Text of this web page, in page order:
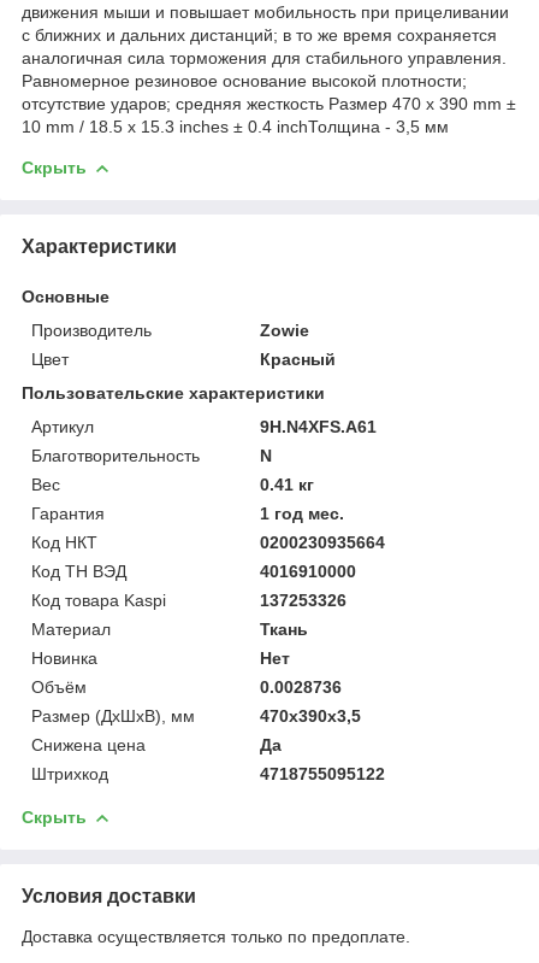
движения мыши и повышает мобильность при прицеливании
с ближних и дальних дистанций; в то же время сохраняется
аналогичная сила торможения для стабильного управления.
Равномерное резиновое основание высокой плотности;
отсутствие ударов; средняя жесткость Размер 470 x 390 mm ±
10 mm / 18.5 x 15.3 inches ± 0.4 inchТолщина - 3,5 мм
Скрыть
Характеристики
Основные
Производитель
Zowie
Цвет
Красный
Пользовательские характеристики
Артикул
9H.N4XFS.A61
Благотворительность
N
Вес
0.41 кг
Гарантия
1 год мес.
Код НКТ
0200230935664
Код ТН ВЭД
4016910000
Код товара Kaspi
137253326
Материал
Ткань
Новинка
Нет
Объём
0.0028736
Размер (ДхШхВ), мм
470х390х3,5
Снижена цена
Да
Штрихкод
4718755095122
Скрыть
Условия доставки
Доставка осуществляется только по предоплате.